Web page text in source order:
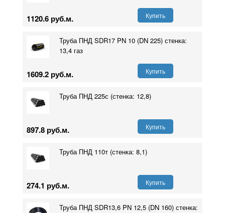
1120.6 руб.м. Купить
Труба ПНД SDR17 PN 10 (DN 225) стенка:
13,4 газ
1609.2 руб.м. Купить
Труба ПНД 225с (стенка: 12,8)
897.8 руб.м. Купить
Труба ПНД 110т (стенка: 8,1)
274.1 руб.м. Купить
Труба ПНД SDR13,6 PN 12,5 (DN 160) стенка: